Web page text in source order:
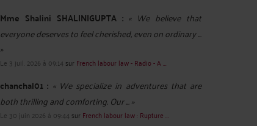
Mme Shalini SHALINIGUPTA : « We believe that
everyone deserves to feel cherished, even on ordinary ...
»
Le 3 juil. 2026 à 09:14 sur French labour law - Radio - A ...
chanchal01 : « We specialize in adventures that are
both thrilling and comforting. Our ... »
Le 30 juin 2026 à 09:44 sur French labour law : Rupture ...